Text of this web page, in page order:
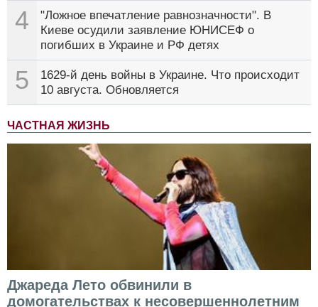
4
"Ложное впечатление равнозначности". В
Киеве осудили заявление ЮНИСЕФ о
погибших в Украине и РФ детях
5
1629-й день войны в Украине. Что происходит
10 августа. Обновляется
ЧАСТНАЯ ЖИЗНЬ
Джареда Лето обвинили в
домогательствах к несовершеннолетним